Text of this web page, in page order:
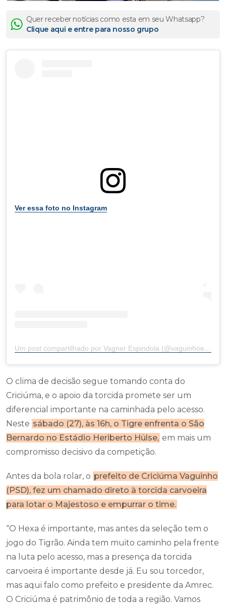
Quer receber notícias como esta em seu Whatsapp?
Clique aqui e entre para nosso grupo
Ver essa foto no Instagram
Um post compartilhado por Vagner Espindola (@vaguinhoespindola)
O clima de decisão segue tomando conta do
Criciúma, e o apoio da torcida promete ser um
diferencial importante na caminhada pelo acesso.
Neste sábado (27), às 16h, o Tigre enfrenta o São
Bernardo no Estádio Heriberto Hülse, em mais um
compromisso decisivo da competição.
Antes da bola rolar, o prefeito de Criciúma Vaguinho
(PSD), fez um chamado direto à torcida carvoeira
para lotar o Majestoso e empurrar o time.
“O Hexa é importante, mas antes da seleção tem o
jogo do Tigrão. Ainda tem muito caminho pela frente
na luta pelo acesso, mas a presença da torcida
carvoeira é importante desde já. Eu sou torcedor,
mas aqui falo como prefeito e presidente da Amrec.
O Criciúma é patrimônio de toda a região. Vamos